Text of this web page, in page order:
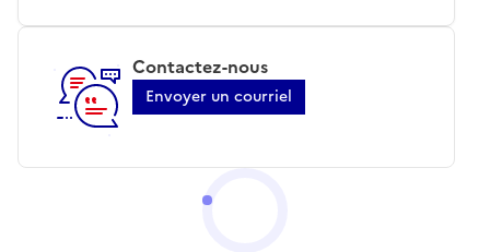
Contactez-nous
Envoyer un courriel